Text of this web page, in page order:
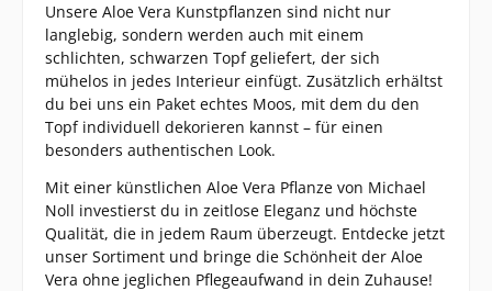
Unsere Aloe Vera Kunstpflanzen sind nicht nur
langlebig, sondern werden auch mit einem
schlichten, schwarzen Topf geliefert, der sich
mühelos in jedes Interieur einfügt. Zusätzlich erhältst
du bei uns ein Paket echtes Moos, mit dem du den
Topf individuell dekorieren kannst – für einen
besonders authentischen Look.
Mit einer künstlichen Aloe Vera Pflanze von Michael
Noll investierst du in zeitlose Eleganz und höchste
Qualität, die in jedem Raum überzeugt. Entdecke jetzt
unser Sortiment und bringe die Schönheit der Aloe
Vera ohne jeglichen Pflegeaufwand in dein Zuhause!